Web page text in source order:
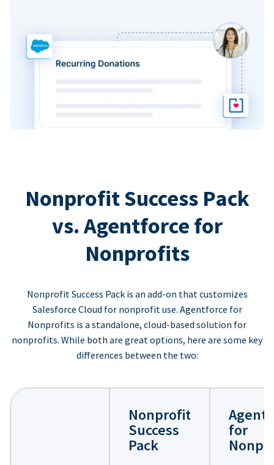
Nonprofit Success Pack
vs. Agentforce for
Nonprofits
Nonprofit Success Pack is an add-on that customizes
Salesforce Cloud for nonprofit use. Agentforce for
Nonprofits is a standalone, cloud-based solution for
nonprofits. While both are great options, here are some key
differences between the two:
Nonprofit
Success
Pack
for